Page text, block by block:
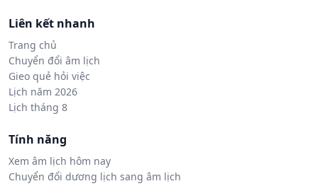
Liên kết nhanh
Trang chủ
Chuyển đổi âm lịch
Gieo quẻ hỏi việc
Lịch năm 2026
Lịch tháng 8
Tính năng
Xem âm lịch hôm nay
Chuyển đổi dương lịch sang âm lịch